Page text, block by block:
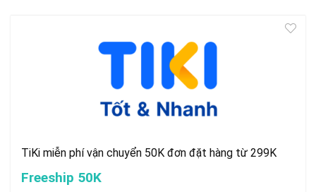
TiKi miễn phí vận chuyển 50K đơn đặt hàng từ 299K
Freeship 50K